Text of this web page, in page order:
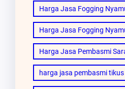
Harga Jasa Fogging
Harga Jasa Fogging
Harga Jasa Pembasmi
harga jasa pembasmi tikus